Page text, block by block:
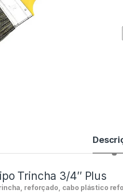
Trincha 3/4″ Plus
reforçado, cabo plástico